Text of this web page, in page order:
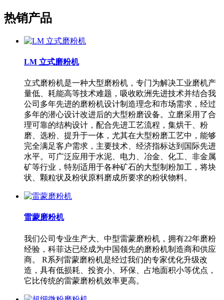
热销产品
LM 立式磨粉机
立式磨粉机是一种大型磨粉机，专门为解决工业磨机产
量低、耗能高等技术难题，吸收欧洲先进技术并结合我
公司多年先进的磨粉机设计制造理念和市场需求，经过
多年的潜心设计改进后的大型粉磨设备。立磨采用了合
理可靠的结构设计，配合先进工艺流程，集烘干、粉
磨、选粉、提升于一体，尤其在大型粉磨工艺中，能够
完全满足客户需求，主要技术、经济指标达到国际先进
水平。可广泛应用于水泥、电力、冶金、化工、非金属
矿等行业，特别适用于各种矿石的大型制粉加工，将块
状、颗粒状及粉状原料磨成所要求的粉状物料。
雷蒙磨粉机
我们公司专业生产大、中型雷蒙磨粉机，拥有22年磨粉
经验，科菲达已经成为中国领先的磨粉机制造商和供应
商。 R系列雷蒙磨粉机是经过我们的专家优化升级改
造，具有低损耗、投资小、环保、占地面积小等优点，
它比传统的雷蒙磨粉机效率更高。